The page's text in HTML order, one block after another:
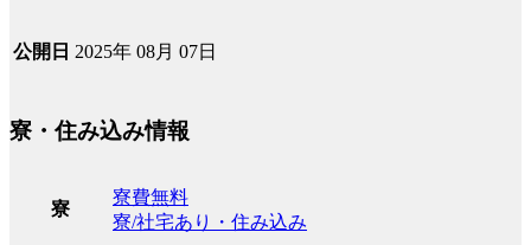
公開日 2025年 08月 07日
寮・住み込み情報
寮
寮費無料
寮/社宅あり・住み込み